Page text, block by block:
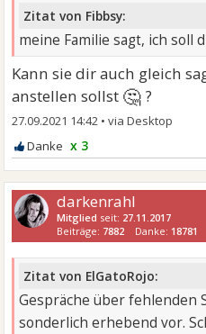
Zitat von Fibbsy:
meine Familie sagt, ich soll
Kann sie dir auch gleich
anstellen sollst 🤔 ?
27.09.2021 14:42 •
x 3
darkenrahl
Mitglied seit: 27.11.2017
Beiträge: 7882 Danke: 18781
Zitat von ElGatoRojo:
Gespräche über fehlenden
sonderlich erhebend vor.